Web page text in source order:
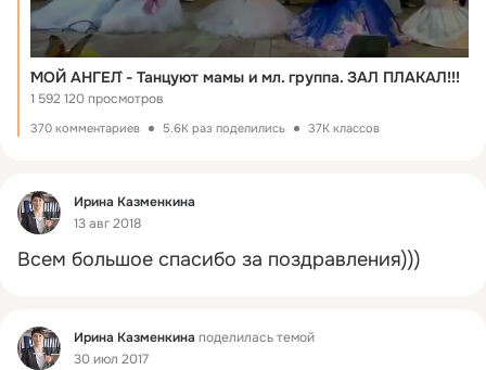
`МОЙ АНГЕЛ` - Танцуют мамы и мл. группа. ЗАЛ ПЛАКАЛ!!!
1 592 120 просмотров
370 комментариев 5.6K раз поделились 37K классов
Фид
Ирина Казменкина
13 авг 2018
Всем большое спасибо за поздравления)))
Фид Ирина Казменкина поделилась темой
30 июл 2017